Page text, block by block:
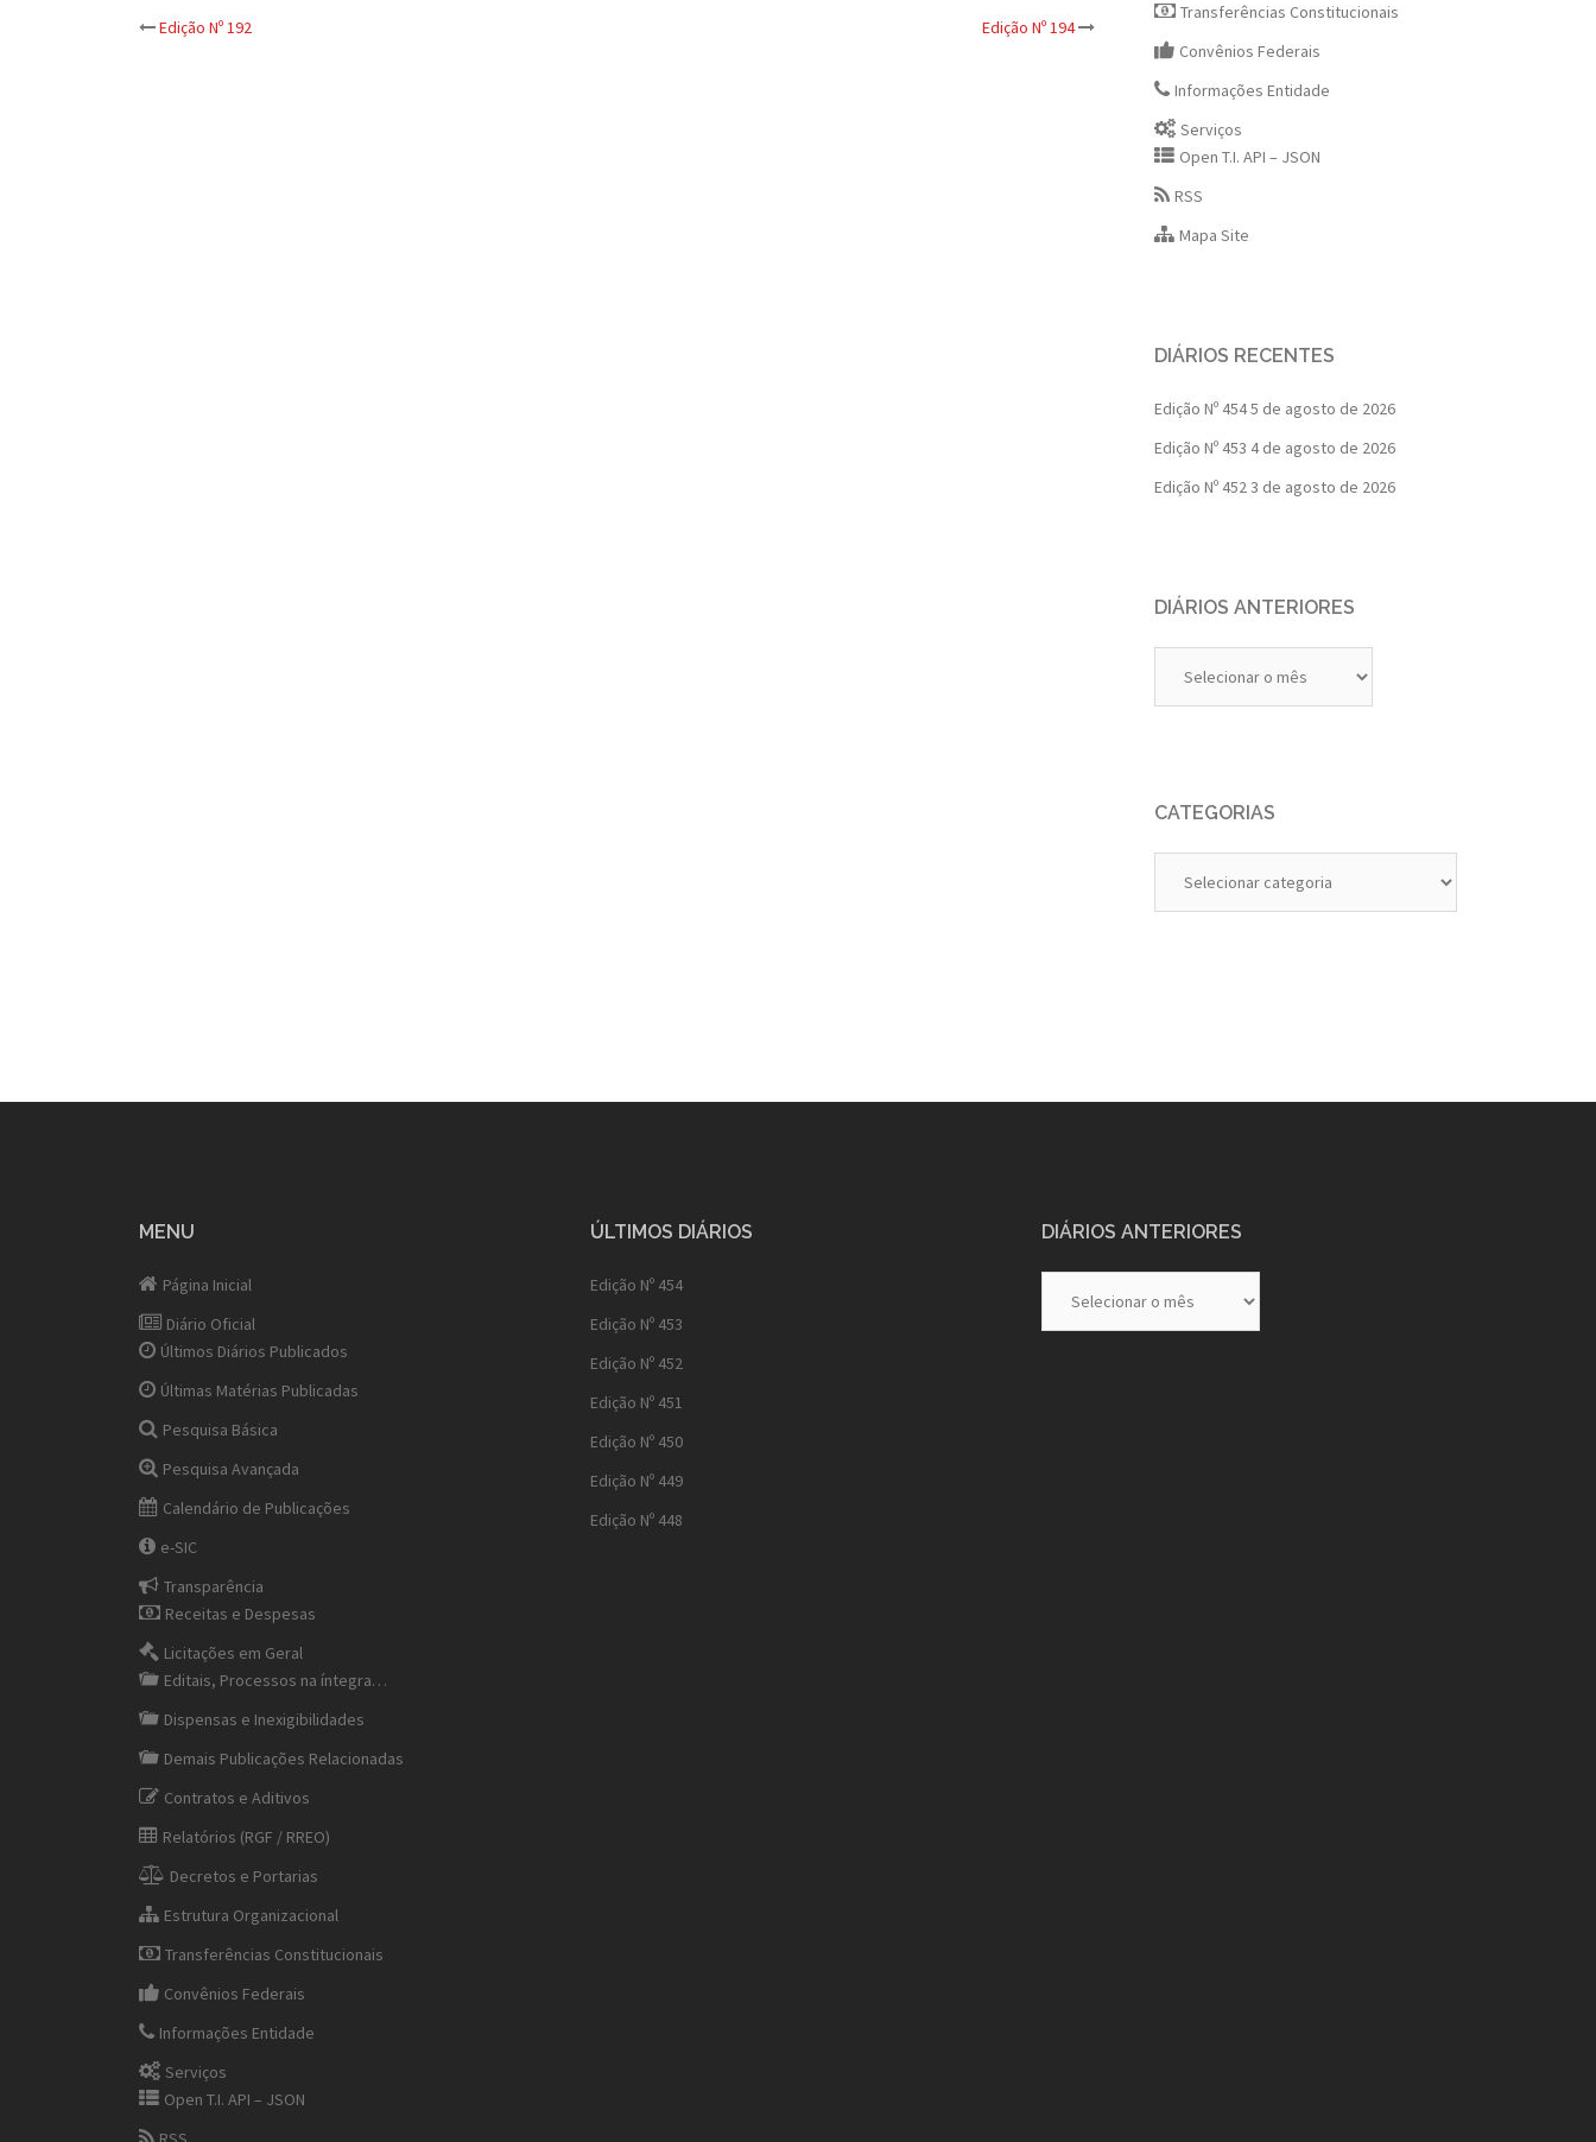
Post
Edição Nº 192 Edição Nº 194
Transferências Constitucionais
Convênios Federais
Informações Entidade
Serviços
Open T.I. API – JSON
RSS
Mapa Site
DIÁRIOS RECENTES
Edição Nº 4545 de agosto de 2026
Edição Nº 453 4 de agosto de 2026
Edição Nº 4523 de agosto de 2026
DIÁRIOS ANTERIORES
Anteriores
CATEGORIAS
MENU
Página Inicial
Diário Oficial
Últimos Diários Publicados
Últimas Matérias Publicadas
Pesquisa Básica
Pesquisa Avançada
Calendário de Publicações
e-SIC
Transparência
Receitas e Despesas
Licitações em Geral
Editais, Processos na íntegra…
Dispensas e Inexigibilidades
Demais Publicações Relacionadas
Contratos e Aditivos
Relatórios (RGF / RREO)
Decretos e Portarias
Estrutura Organizacional
Transferências Constitucionais
Convênios Federais
Informações Entidade
Serviços
Open T.I. API – JSON
ÚLTIMOS DIÁRIOS
Edição Nº 454
Edição Nº 453
Edição Nº 452
Edição Nº 451
Edição Nº 450
Edição Nº 449
Edição Nº 448
DIÁRIOS ANTERIORES
Anteriores